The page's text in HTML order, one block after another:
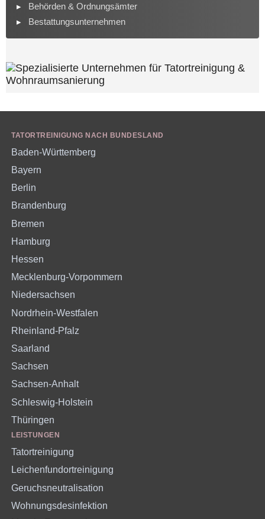
Behörden & Ordnungsämter
Bestattungsunternehmen
TATORTREINIGUNG NACH BUNDESLAND
Baden-Württemberg
Bayern
Berlin
Brandenburg
Bremen
Hamburg
Hessen
Mecklenburg-Vorpommern
Niedersachsen
Nordrhein-Westfalen
Rheinland-Pfalz
Saarland
Sachsen
Sachsen-Anhalt
Schleswig-Holstein
Thüringen
LEISTUNGEN
Tatortreinigung
Leichenfundortreinigung
Geruchsneutralisation
Wohnungsdesinfektion